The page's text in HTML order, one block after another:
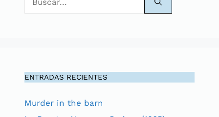
ENTRADAS RECIENTES
Murder in the barn